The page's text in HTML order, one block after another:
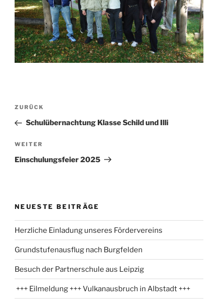
Beitragsnavigation
Vorheriger
Beitrag
ZURÜCK
Schulübernachtung Klasse Schild und Illi
Nächster
Beitrag
WEITER
Einschulungsfeier 2025
NEUESTE BEITRÄGE
Herzliche Einladung unseres Fördervereins
Grundstufenausflug nach Burgfelden
Besuch der Partnerschule aus Leipzig
+++ Eilmeldung +++ Vulkanausbruch in Albstadt +++